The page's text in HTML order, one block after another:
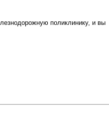
поликлинику, и вы